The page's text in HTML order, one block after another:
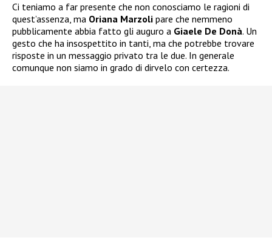
Ci teniamo a far presente che non conosciamo le ragioni di
quest’assenza, ma Oriana Marzoli pare che nemmeno
pubblicamente abbia fatto gli auguro a Giaele De Donà. Un
gesto che ha insospettito in tanti, ma che potrebbe trovare
risposte in un messaggio privato tra le due. In generale
comunque non siamo in grado di dirvelo con certezza.